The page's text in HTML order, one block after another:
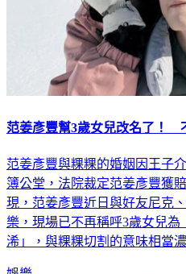
范姜彥豐與粿粿的婚姻因王子
簿公堂，法院裁定范姜彥豐獲
現，范姜彥豐近日與好友尼克
樂，現場已不再稱呼3歲女兒為